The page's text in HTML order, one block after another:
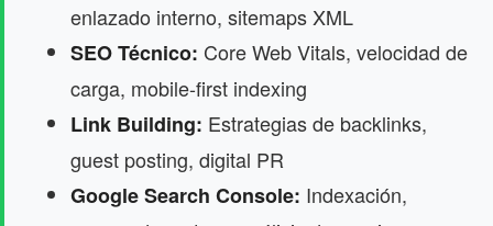
enlazado interno, sitemaps XML
SEO Técnico: Core Web Vitals, velocidad de
carga, mobile-first indexing
Link Building: Estrategias de backlinks,
guest posting, digital PR
Google Search Console: Indexación,